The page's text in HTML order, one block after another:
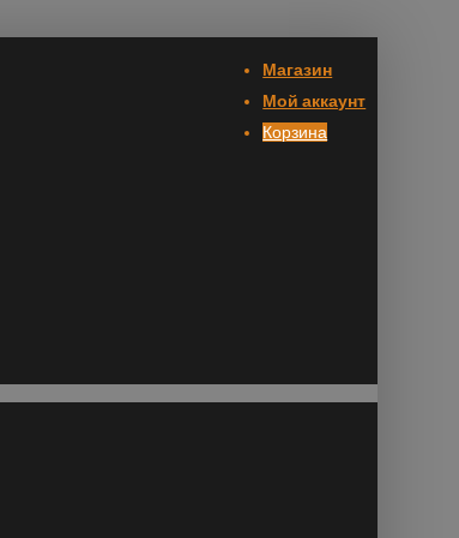
Магазин
Мой аккаунт
Корзина